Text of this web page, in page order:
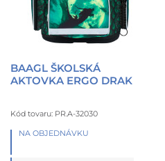
BAAGL ŠKOLSKÁ
AKTOVKA ERGO DRAK
Kód tovaru: PR.A-32030
NA OBJEDNÁVKU